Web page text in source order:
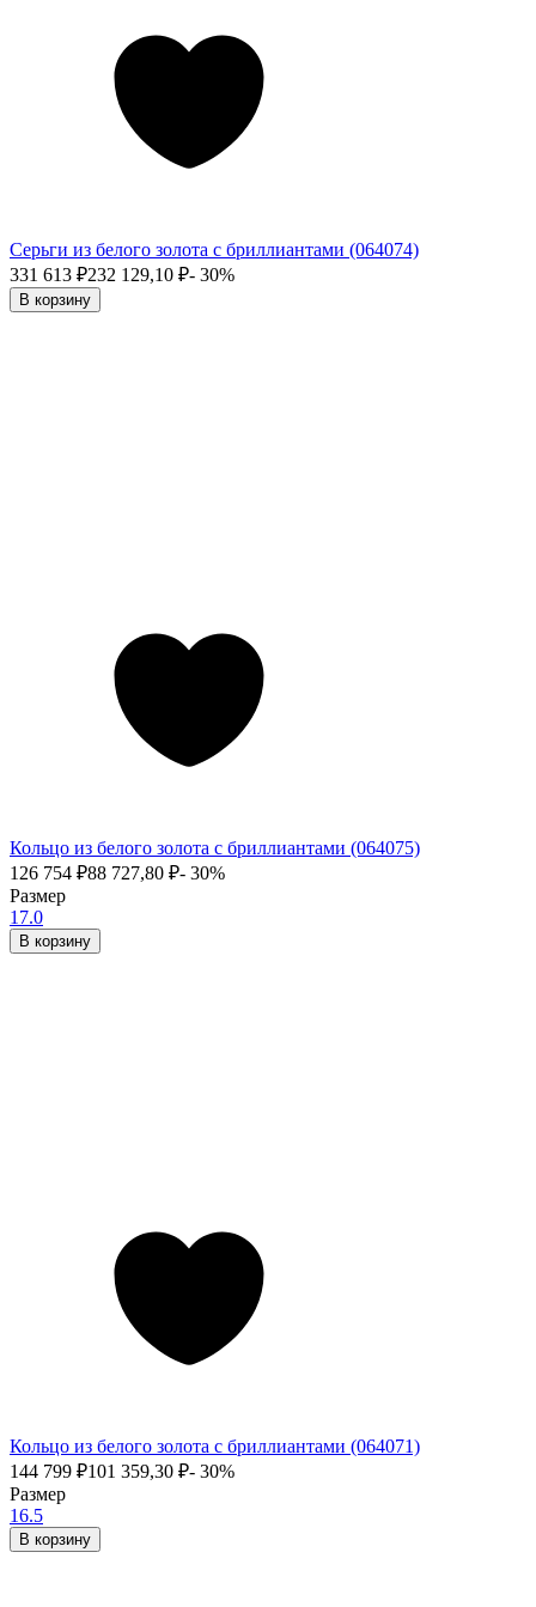
Серьги из белого золота с бриллиантами (064074)
331 613 ₽232 129,10 ₽- 30%
В корзину
Кольцо из белого золота с бриллиантами (064075)
126 754 ₽88 727,80 ₽- 30%
Размер
17.0
В корзину
Кольцо из белого золота с бриллиантами (064071)
144 799 ₽101 359,30 ₽- 30%
Размер
16.5
В корзину